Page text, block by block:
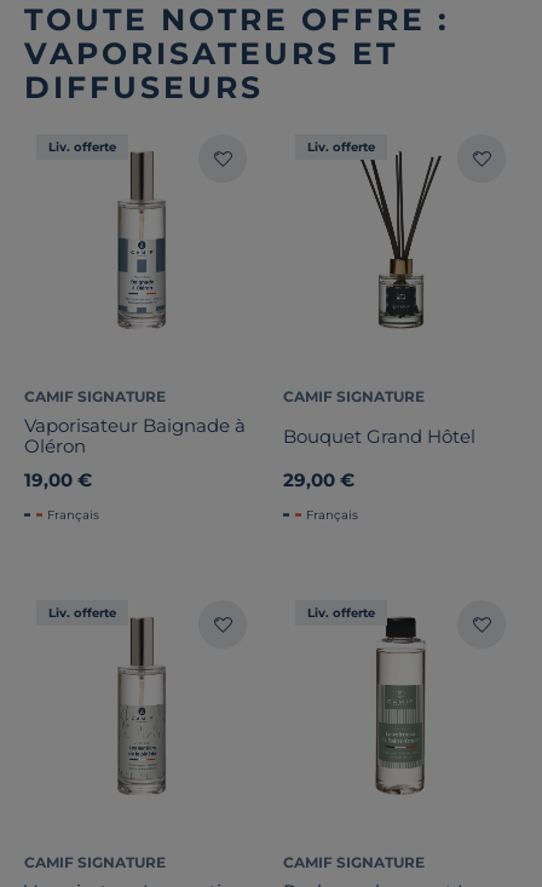
TOUTE NOTRE OFFRE :
VAPORISATEURS ET
DIFFUSEURS
Liv. offerte
CAMIF SIGNATURE
Vaporisateur Baignade à
Oléron
19,00 €
Français
Liv. offerte
CAMIF SIGNATURE
Bouquet Grand Hôtel
29,00 €
Français
Liv. offerte
CAMIF SIGNATURE
Liv. offerte
CAMIF SIGNATURE